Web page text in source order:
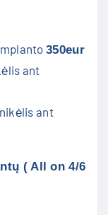
350eur
ant
ant
( All on 4/6